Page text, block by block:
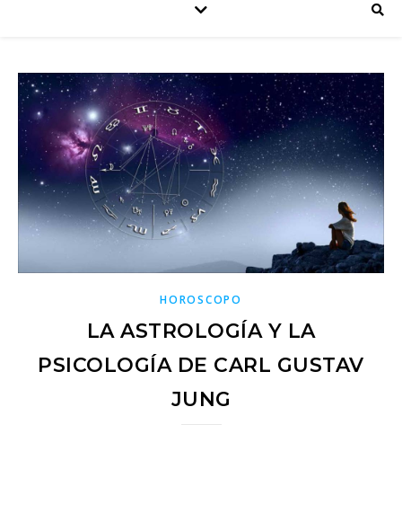
HOROSCOPO
LA ASTROLOGÍA Y LA
PSICOLOGÍA DE CARL GUSTAV
JUNG